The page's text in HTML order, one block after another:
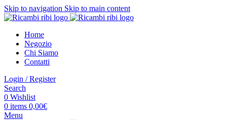
Skip to navigation Skip to main content
Home
Negozio
Chi Siamo
Contatti
Login / Register
Search
0 Wishlist
0 items 0,00€
Menu